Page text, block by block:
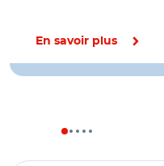
En savoir plus